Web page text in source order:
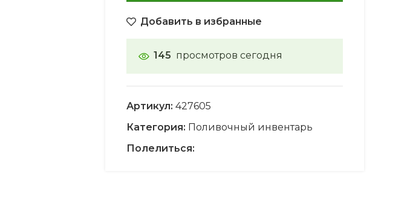
Добавить в избранные
145 просмотров сегодня
Артикул: 427605
Категория: Поливочный инвентарь
Полелиться: